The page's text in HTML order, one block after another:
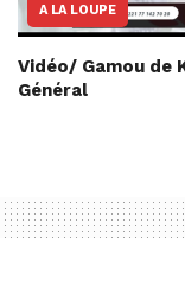
A LA LOUPE
Vidéo/ Gamou de
Général